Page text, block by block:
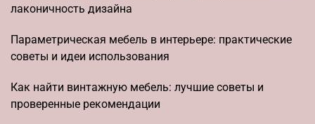
лаконичность дизайна
Параметрическая мебель в интерьере: практические
советы и идеи использования
Как найти винтажную мебель: лучшие советы и
проверенные рекомендации